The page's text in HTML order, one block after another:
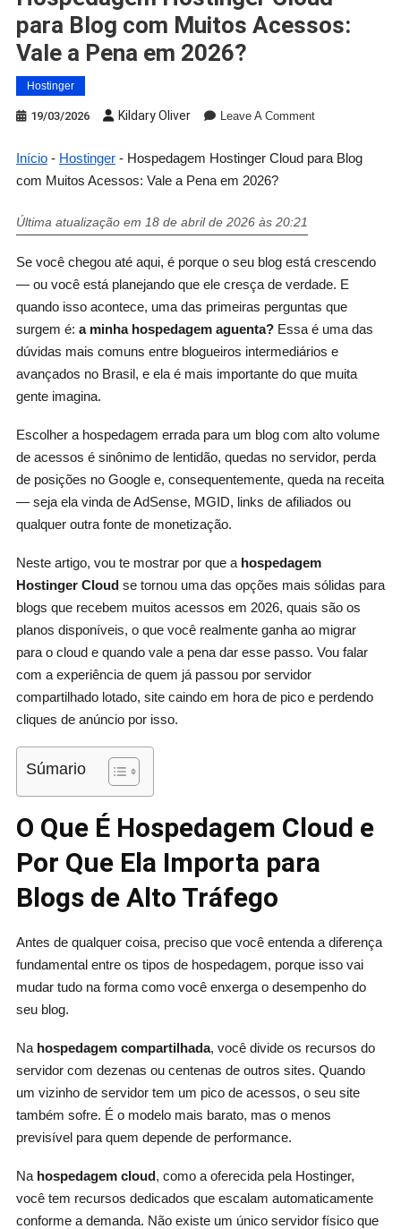
para Blog com Muitos Acessos:
Vale a Pena em 2026?
Hostinger
19/03/2026 Kildary Oliver Leave A Comment
Início- Hostinger- Hospedagem Hostinger Cloud para Blog
com Muitos Acessos: Vale a Pena em 2026?
Última atualização em 18 de abril de 2026 às 20:21
Se você chegou até aqui, é porque o seu blog está crescendo
— ou você está planejando que ele cresça de verdade. E
quando isso acontece, uma das primeiras perguntas que
surgem é: a minha hospedagem aguenta?Essa é uma das
dúvidas mais comuns entre blogueiros intermediários e
avançados no Brasil, e ela é mais importante do que muita
gente imagina.
Escolher a hospedagem errada para um blog com alto volume
de acessos é sinônimo de lentidão, quedas no servidor, perda
de posições no Google e, consequentemente, queda na receita
— seja ela vinda de AdSense, MGID, links de afiliados ou
qualquer outra fonte de monetização.
Neste artigo, vou te mostrar por que a hospedagem
Hostinger Cloudse tornou uma das opções mais sólidas para
blogs que recebem muitos acessos em 2026, quais são os
planos disponíveis, o que você realmente ganha ao migrar
para o cloud e quando vale a pena dar esse passo. Vou falar
com a experiência de quem já passou por servidor
compartilhado lotado, site caindo em hora de pico e perdendo
cliques de anúncio por isso.
Súmario
O Que É Hospedagem Cloud e
Por Que Ela Importa para
Blogs de Alto Tráfego
Antes de qualquer coisa, preciso que você entenda a diferença
fundamental entre os tipos de hospedagem, porque isso vai
mudar tudo na forma como você enxerga o desempenho do
seu blog.
Na hospedagem compartilhada, você divide os recursos do
servidor com dezenas ou centenas de outros sites. Quando
um vizinho de servidor tem um pico de acessos, o seu site
também sofre. É o modelo mais barato, mas o menos
previsível para quem depende de performance.
Na hospedagem cloud, como a oferecida pela Hostinger,
você tem recursos dedicados que escalam automaticamente
conforme a demanda. Não existe um único servidor físico que